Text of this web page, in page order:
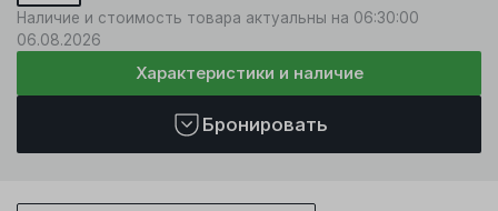
Наличие и стоимость товара актуальны на 06:30:00
06.08.2026
Характеристики и наличие
Бронировать